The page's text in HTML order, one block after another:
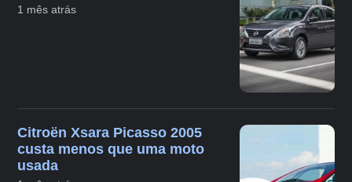
1 mês atrás
Citroën Xsara Picasso 2005
custa menos que uma moto
usada